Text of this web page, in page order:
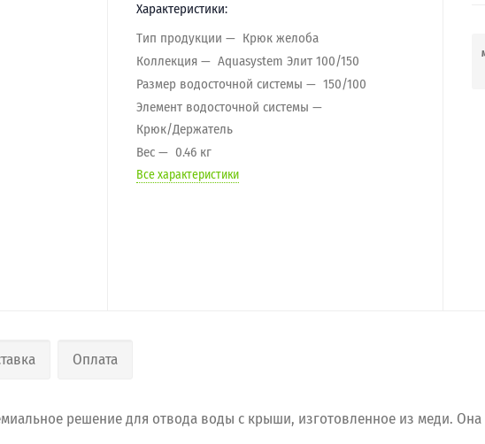
Характеристики:
Тип продукции
Крюк желоба
Коллекция
Aquasystem Элит 100/150
Размер водосточной системы
150/100
Элемент водосточной системы
Крюк/Держатель
Вес
0.46 кг
Все характеристики
Оплата
решение для отвода воды с крыши, изготовленное из меди. Она